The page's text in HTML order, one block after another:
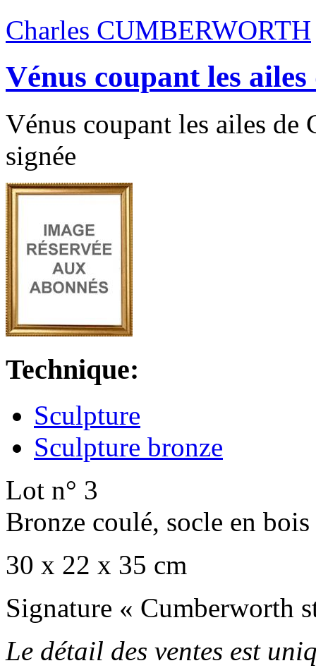
Charles CUMBERWORTH
Vénus coupant les
Vénus coupant les ailes
signée
Technique:
Sculpture
Sculpture bronze
Lot n° 3
Bronze coulé, socle en bois
30 x 22 x 35 cm
Signature « Cumberworth
Le détail des ventes est